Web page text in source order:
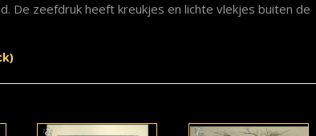
De zeefdruk heeft kreukjes en lichte vlekjes buiten de